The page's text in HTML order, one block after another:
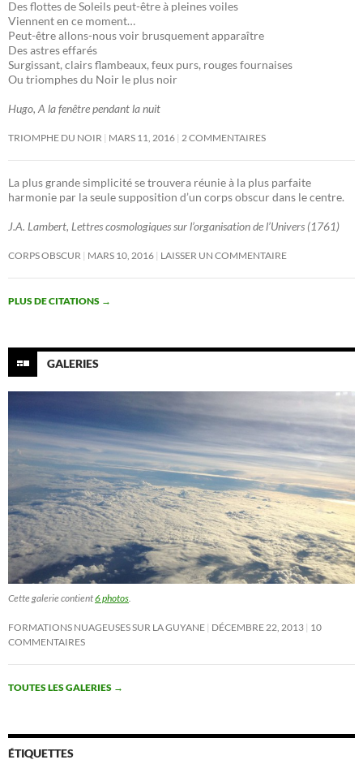
Des flottes de Soleils peut-être à pleines voiles
Viennent en ce moment…
Peut-être allons-nous voir brusquement apparaître
Des astres effarés
Surgissant, clairs flambeaux, feux purs, rouges fournaises
Ou triomphes du Noir le plus noir
Hugo, A la fenêtre pendant la nuit
TRIOMPHE DU NOIR MARS 11, 2016 2 COMMENTAIRES
La plus grande simplicité se trouvera réunie à la plus parfaite
harmonie par la seule supposition d’un corps obscur dans le centre.
J.A. Lambert, Lettres cosmologiques sur l’organisation de l’Univers (1761)
CORPS OBSCUR MARS 10, 2016 LAISSER UN COMMENTAIRE
PLUS DE CITATIONS →
GALERIES
Cette galerie contient6 photos
FORMATIONS NUAGEUSES SUR LA GUYANE DÉCEMBRE 22, 2013 10
COMMENTAIRES
TOUTES LES GALERIES →
ÉTIQUETTES